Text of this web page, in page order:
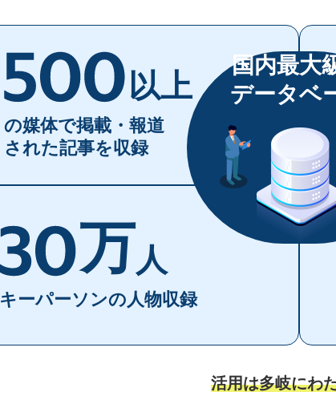
以上
の媒体で掲載・報道
された記事を収録
万人
キーパーソンの 人物収録
国内最大
データベ
活用は多岐にわ